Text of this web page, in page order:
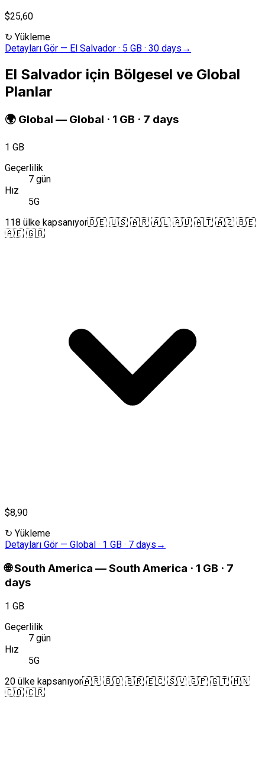
$25,60
↻ Yükleme
Detayları Gör — El Salvador · 5 GB · 30 days →
El Salvador için Bölgesel ve Global
Planlar
🌍 Global — Global · 1 GB · 7 days
1 GB
Geçerlilik
7 gün
Hız
5G
118 ülke kapsanıyor🇩🇪 🇺🇸 🇦🇷 🇦🇱 🇦🇺 🇦🇹 🇦🇿 🇧🇪
🇦🇪 🇬🇧
$8,90
↻ Yükleme
Detayları Gör — Global · 1 GB · 7 days →
🌐South America —South America · 1 GB · 7
days
1 GB
Geçerlilik
7 gün
Hız
5G
20 ülke kapsanıyor🇦🇷 🇧🇴 🇧🇷 🇪🇨 🇸🇻 🇬🇵 🇬🇹 🇭🇳
🇨🇴 🇨🇷